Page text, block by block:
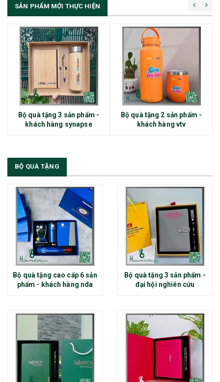
SẢN PHẨM MỚI THỰC HIỆN
Bộ quà tặng 3 sản phẩm -
khách hàng synapse
Bộ quà tặng 2 sản phẩm -
khách hàng vtv
BỘ QUÀ TẶNG
Bộ quà tặng cao cấp 6 sản
phẩm - khách hàng nda
Bộ quà tặng 3 sản phẩm -
đại hội nghiên cứu